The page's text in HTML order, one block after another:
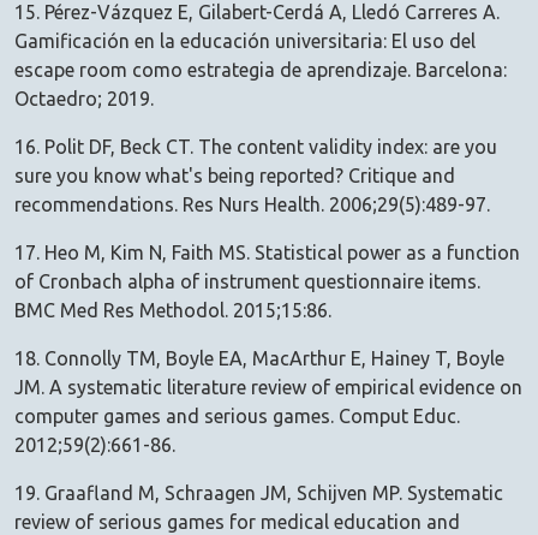
15. Pérez-Vázquez E, Gilabert-Cerdá A, Lledó Carreres A.
Gamificación en la educación universitaria: El uso del
escape room como estrategia de aprendizaje. Barcelona:
Octaedro; 2019.
16. Polit DF, Beck CT. The content validity index: are you
sure you know what's being reported? Critique and
recommendations. Res Nurs Health. 2006;29(5):489-97.
17. Heo M, Kim N, Faith MS. Statistical power as a function
of Cronbach alpha of instrument questionnaire items.
BMC Med Res Methodol. 2015;15:86.
18. Connolly TM, Boyle EA, MacArthur E, Hainey T, Boyle
JM. A systematic literature review of empirical evidence on
computer games and serious games. Comput Educ.
2012;59(2):661-86.
19. Graafland M, Schraagen JM, Schijven MP. Systematic
review of serious games for medical education and